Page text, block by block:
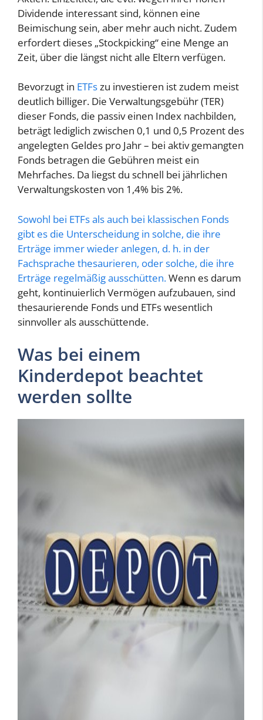
Dividende interessant sind, können eine
Beimischung sein, aber mehr auch nicht. Zudem
erfordert dieses „Stockpicking“ eine Menge an
Zeit, über die längst nicht alle Eltern verfügen.
Bevorzugt in ETFszu investieren ist zudem meist
deutlich billiger. Die Verwaltungsgebühr (TER)
dieser Fonds, die passiv einen Index nachbilden,
beträgt lediglich zwischen 0,1 und 0,5 Prozent des
angelegten Geldes pro Jahr – bei aktiv gemangten
Fonds betragen die Gebühren meist ein
Mehrfaches. Da liegst du schnell bei jährlichen
Verwaltungskosten von 1,4% bis 2%.
Sowohl bei ETFs als auch bei klassischen Fonds
gibt es die Unterscheidung in solche, die ihre
Erträge immer wieder anlegen, d. h. in der
Fachsprache thesaurieren, oder solche, die ihre
Erträge regelmäßig ausschütten.Wenn es darum
geht, kontinuierlich Vermögen aufzubauen, sind
thesaurierende Fonds und ETFs wesentlich
sinnvoller als ausschüttende.
Was bei einem
Kinderdepot beachtet
werden sollte